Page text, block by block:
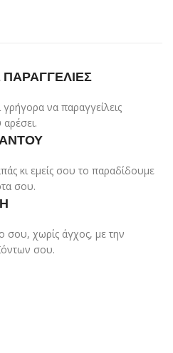
να παραγγείλεις
κι εμείς σου το παραδίδουμε
σου.
χωρίς άγχος, με την
σου.